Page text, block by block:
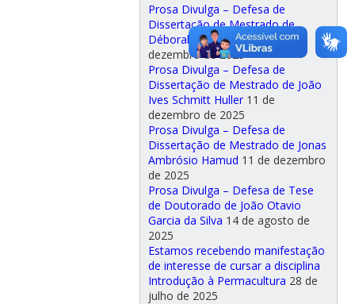
Prosa Divulga – Defesa de
Dissertação de Mestrado de
Déborah Goulart Silveira 11 de
dezembro de 2025
Prosa Divulga – Defesa de
Dissertação de Mestrado de João
Ives Schmitt Huller 11 de
dezembro de 2025
Prosa Divulga – Defesa de
Dissertação de Mestrado de Jonas
Ambrósio Hamud 11 de dezembro
de 2025
Prosa Divulga – Defesa de Tese
de Doutorado de João Otavio
Garcia da Silva 14 de agosto de
2025
Estamos recebendo manifestação
de interesse de cursar a disciplina
Introdução à Permacultura 28 de
julho de 2025